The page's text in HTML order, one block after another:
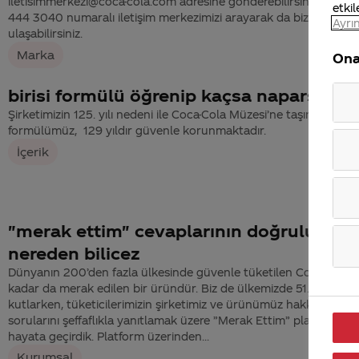
444 3040 numaralı iletişim merkezimizi arayarak da bize
ulaşabilirsiniz.
Marka
birisi formülü öğrenip kaçsa naparsınızz
Şirketimizin 125. yılı nedeni ile Coca-Cola Müzesi’ne taşınan
formülümüz, 129 yıldır güvenle korunmaktadır.
İçerik
"merak ettim" cevaplarının
nereden bilicez
Dünyanın 200’den fazla ülkesinde güvenle tüketilen Coca-Cola,
kadar da merak edilen bir üründür. Biz de ülkemizde 51. yılımızı
kutlarken, tüketicilerimizin şirketimiz ve ürünümüz hakkındaki
sorularını şeffaflıkla yanıtlamak üzere ”Merak Ettim” platformunu
hayata geçirdik. Platform üzerinden...